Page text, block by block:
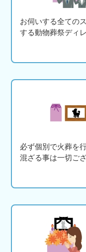
お伺いする全ての
する動物葬祭ディ
必ず個別で火葬を
混ざる事は一切ご